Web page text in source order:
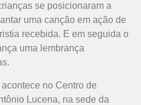
se posicionaram a
uma canção em ação de
recebida. E em seguida o
uma lembrança
no Centro de
Lucena, na sede da